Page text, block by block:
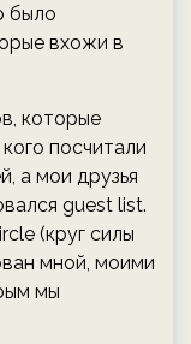
было
вхожи в
которые
посчитали
а мои друзья
guest list.
(круг силы
мной, моими
мы